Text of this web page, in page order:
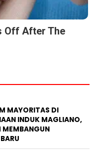
Off After The
MAYORITAS DI
INDUK MAGLIANO,
MEMBANGUN